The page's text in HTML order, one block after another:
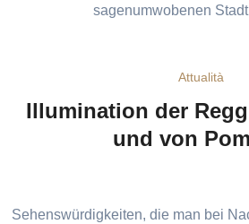
sagenumwobenen
Attualità
Illumination der
und von
Sehenswürdigkeiten, die man bei